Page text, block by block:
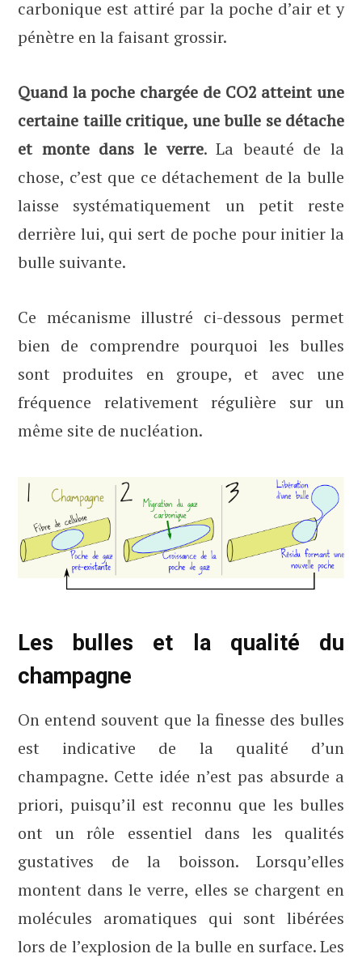
carbonique est attiré par la poche d’air et y
pénètre en la faisant grossir.
Quand la poche chargée de CO2 atteint une
certaine taille critique, une bulle se détache
et monte dans le verre. La beauté de la
chose, c’est que ce détachement de la bulle
laisse systématiquement un petit reste
derrière lui, qui sert de poche pour initier la
bulle suivante.
Ce mécanisme illustré ci-dessous permet
bien de comprendre pourquoi les bulles
sont produites en groupe, et avec une
fréquence relativement régulière sur un
même site de nucléation.
Les bulles et la qualité du
champagne
On entend souvent que la finesse des bulles
est indicative de la qualité d’un
champagne. Cette idée n’est pas absurde a
priori, puisqu’il est reconnu que les bulles
ont un rôle essentiel dans les qualités
gustatives de la boisson. Lorsqu’elles
montent dans le verre, elles se chargent en
molécules aromatiques qui sont libérées
lors de l’explosion de la bulle en surface. Les